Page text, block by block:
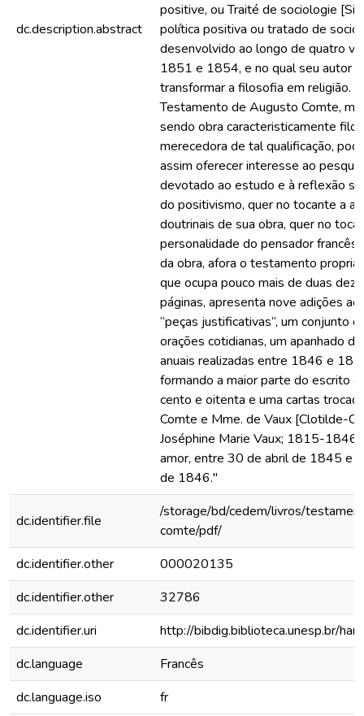
dc.description.abstract
positive, ou Traité de sociologie
política positiva ou tratado de
desenvolvido ao longo de quatro
1851 e 1854, e no qual seu autor
transformar a filosofia em religião. O
Testamento de Augusto Comte,
sendo obra caracteristicamente
merecedora de tal qualificação,
assim oferecer interesse ao
devotado ao estudo e à reflexão
do positivismo, quer no tocante a
doutrinais de sua obra, quer no
personalidade do pensador
da obra, afora o testamento
que ocupa pouco mais de duas
páginas, apresenta nove adições
“peças justificativas”, um conjunto
orações cotidianas, um apanhado
anuais realizadas entre 1846 e
formando a maior parte do escrito
cento e oitenta e uma cartas
Comte e Mme. de Vaux [Clotilde-
Joséphine Marie Vaux; 1815-
amor, entre 30 de abril de 1845 e
de 1846."
dc.identifier.file
/storage/bd/cedem/livros/
comte/pdf/
dc.identifier.other
000020135
dc.identifier.other
32786
dc.identifier.uri
http://bibdig.biblioteca.unesp.br/
dc.language
Francês
dc.language.iso
fr